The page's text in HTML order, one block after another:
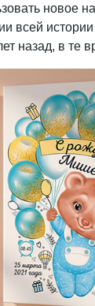
новое
всей
назад, в те